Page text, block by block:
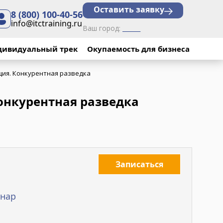
8 (800) 100-40-56
info@itctraining.ru
Оставить заявку
Ваш город:
трек Окупаемость для бизнеса
Конкурентная разведка
разведка
Записаться
×
×